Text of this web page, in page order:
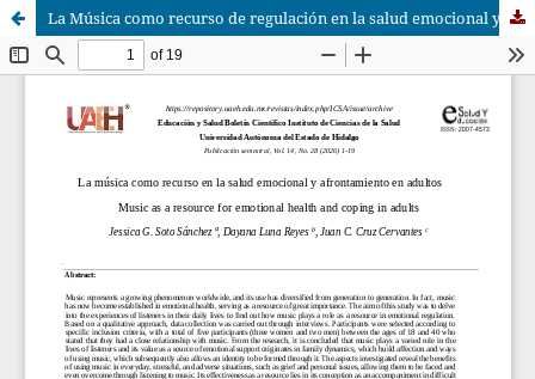
La Música como recurso de regulación en la salud emocional y afrontamiento en adultos